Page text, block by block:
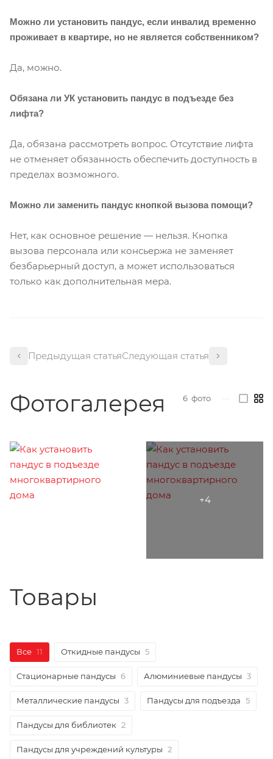
Можно ли установить пандус, если инвалид временно
проживает в квартире, но не является собственником?
Да, можно.
Обязана ли УК установить пандус в подъезде без
лифта?
Да, обязана рассмотреть вопрос. Отсутствие лифта
не отменяет обязанность обеспечить доступность в
пределах возможного.
Можно ли заменить пандус кнопкой вызова помощи?
Нет, как основное решение — нельзя. Кнопка
вызова персонала или консьержа не заменяет
безбарьерный доступ, а может использоваться
только как дополнительная мера.
Предыдущая статьяСледующая статья
Фотогалерея 6 фото
Товары
Все 11 Откидные пандусы 5
Стационарные пандусы 6 Алюминиевые пандусы 3
Металлические пандусы 3 Пандусы для подъезда 5
Пандусы для библиотек 2
Пандусы для учреждений культуры 2